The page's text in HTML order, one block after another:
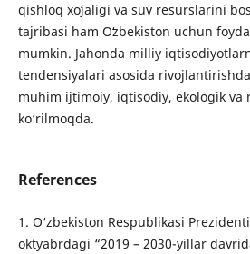
qishloq xoʻjaligi va suv resurslarini
tajribasi ham Oʻzbekiston uchun
mumkin. Jahonda milliy
tendensiyalari asosida
muhim ijtimoiy, iqtisodiy, ekologik va
ko‘rilmoqda.
References
1. O‘zbekiston Respublikasi
oktyabrdagi “2019 – 2030-yillar